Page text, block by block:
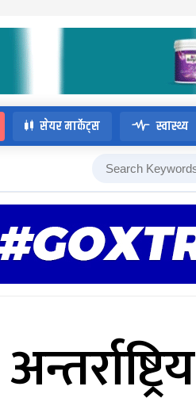
सेयर मार्केट्स स्वास्थ्य